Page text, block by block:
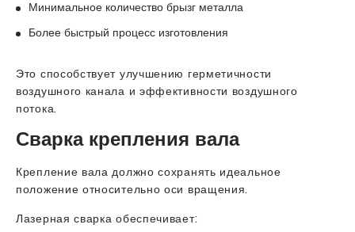
Минимальное количество брызг металла
Более быстрый процесс изготовления
Это способствует улучшению герметичности
воздушного канала и эффективности воздушного
потока.
Сварка крепления вала
Крепление вала должно сохранять идеальное
положение относительно оси вращения.
Лазерная сварка обеспечивает: